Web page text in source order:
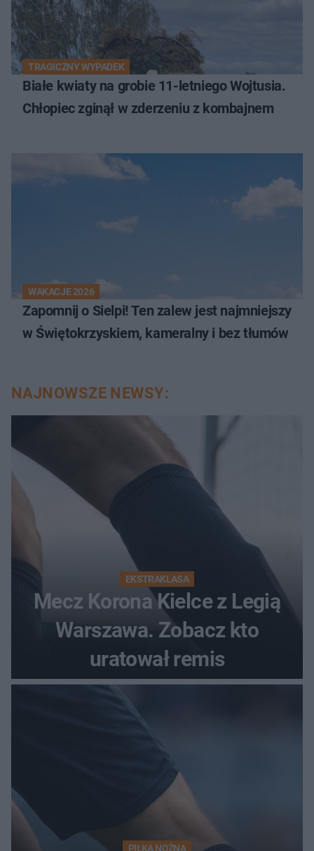
TRAGICZNY WYPADEK
Białe kwiaty na grobie 11-letniego Wojtusia.
Chłopiec zginął w zderzeniu z kombajnem
WAKACJE 2026
Zapomnij o Sielpi! Ten zalew jest najmniejszy
w Świętokrzyskiem, kameralny i bez tłumów
NAJNOWSZE NEWSY:
EKSTRAKLASA
Mecz Korona Kielce z Legią
Warszawa. Zobacz kto
uratował remis
PIŁKA NOŻNA